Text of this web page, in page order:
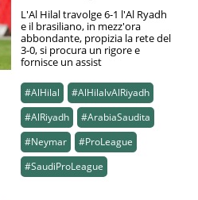
L'Al Hilal travolge 6-1 l'Al Ryadh
e il brasiliano, in mezz'ora
abbondante, propizia la rete del
3-0, si procura un rigore e
fornisce un assist
#AlHilal
#AlHilalvAlRiyadh
#AlRiyadh
#ArabiaSaudita
#Neymar
#ProLeague
#SaudiProLeague